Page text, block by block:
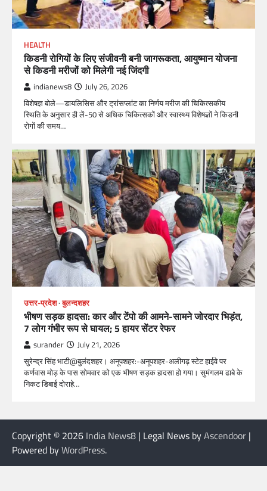
HEALTH
किडनी रोगियों के लिए संजीवनी बनी जागरूकता, आयुष्मान योजना
से किडनी मरीजों को मिलेगी नई जिंदगी
indianews8 July 26, 2026
विशेषज्ञ बोले—डायलिसिस और ट्रांसप्लांट का निर्णय मरीज की चिकित्सकीय
स्थिति के अनुसार ही लें-50 से अधिक चिकित्सकों और स्वास्थ्य विशेषज्ञों ने किडनी
रोगों की समय…
उत्तर-प्रदेश बुलन्दशहर
भीषण सड़क हादसा: कार और टेंपो की आमने-सामने जोरदार भिड़ंत,
7 लोग गंभीर रूप से घायल; 5 हायर सेंटर रेफर​
surander July 21, 2026
सुरेन्द्र सिंह भाटी@बुलंदशहर। अनूपशहर:-अनूपशहर-अलीगढ़ स्टेट हाईवे पर
कर्णवास मोड़ के पास सोमवार को एक भीषण सड़क हादसा हो गया। सुमंगलम ढाबे के
निकट डिबाई दोराहे…
Copyright © 2026 India News8 | Legal News byAscendoor |
Powered byWordPress.